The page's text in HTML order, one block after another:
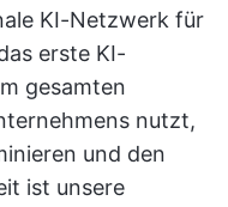
KI-Netzwerk für
erste KI-
gesamten
nutzt,
und den
ist unsere